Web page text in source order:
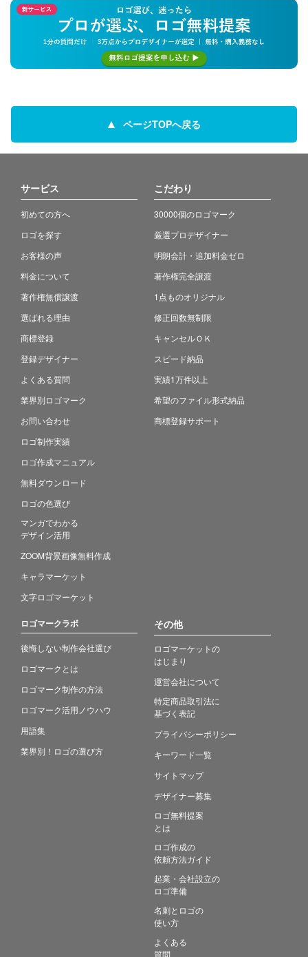
ページTOPへ戻る
サービス
初めての方へ
ロゴを探す
お客様の声
料金について
著作権無償譲渡
選ばれる理由
商標登録
登録デザイナー
よくある質問
業界別ロゴマーク
お問い合わせ
ロゴ制作実績
ロゴ作成マニュアル
無料ダウンロード
ロゴの色選び
マンガでわかる
デザイン活用
ZOOM背景画像無料作成
キャラマーケット
文字ロゴマーケット
こだわり
30000個のロゴマーク
厳選プロデザイナー
明朗会計・追加料金ゼロ
著作権完全譲渡
1点ものオリジナル
修正回数無制限
キャンセルＯＫ
スピード納品
実績1万件以上
希望のファイル形式納品
商標登録サポート
ロゴマークラボ
後悔しない制作会社選び
ロゴマークとは
ロゴマーク制作の方法
ロゴマーク活用ノウハウ
用語集
業界別！ロゴの選び方
その他
ロゴマーケットの
はじまり
運営会社について
特定商品取引法に
基づく表記
プライバシーポリシー
キーワード一覧
サイトマップ
デザイナー募集
ロゴ無料提案
とは
ロゴ作成の
依頼方法ガイド
起業・会社設立の
ロゴ準備
名刺とロゴの
使い方
よくある
質問